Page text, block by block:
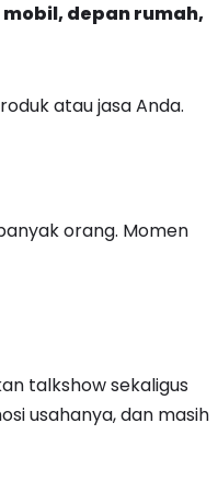
depan rumah,
atau jasa Anda.
orang. Momen
talkshow sekaligus
usahanya, dan masih